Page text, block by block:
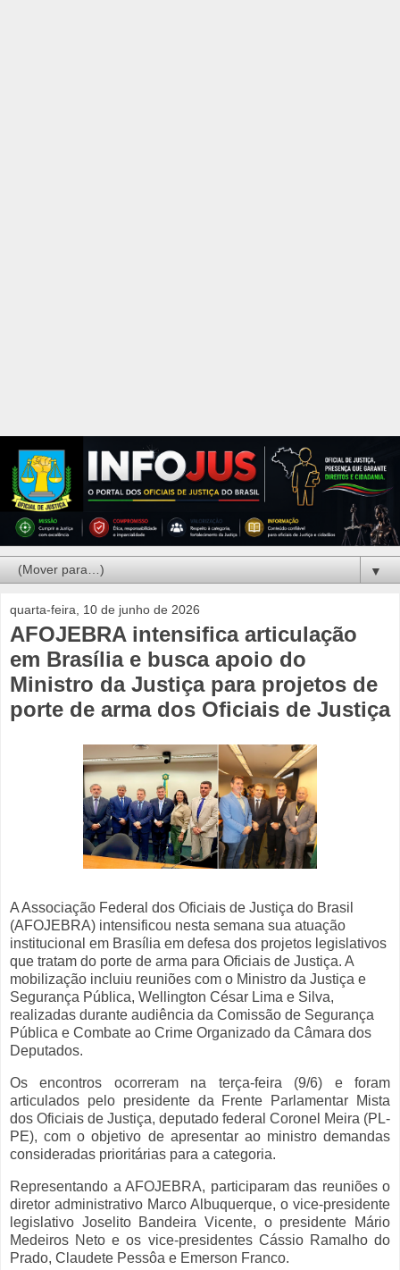
▼
quarta-feira, 10 de junho de 2026
AFOJEBRA intensifica articulação
em Brasília e busca apoio do
Ministro da Justiça para projetos de
porte de arma dos Oficiais de Justiça
A Associação Federal dos Oficiais de Justiça do Brasil
(AFOJEBRA) intensificou nesta semana sua atuação
institucional em Brasília em defesa dos projetos legislativos
que tratam do porte de arma para Oficiais de Justiça. A
mobilização incluiu reuniões com o Ministro da Justiça e
Segurança Pública, Wellington César Lima e Silva,
realizadas durante audiência da Comissão de Segurança
Pública e Combate ao Crime Organizado da Câmara dos
Deputados.
Os encontros ocorreram na terça-feira (9/6) e foram
articulados pelo presidente da Frente Parlamentar Mista
dos Oficiais de Justiça, deputado federal Coronel Meira (PL-
PE), com o objetivo de apresentar ao ministro demandas
consideradas prioritárias para a categoria.
Representando a AFOJEBRA, participaram das reuniões o
diretor administrativo Marco Albuquerque, o vice-presidente
legislativo Joselito Bandeira Vicente, o presidente Mário
Medeiros Neto e os vice-presidentes Cássio Ramalho do
Prado, Claudete Pessôa e Emerson Franco.